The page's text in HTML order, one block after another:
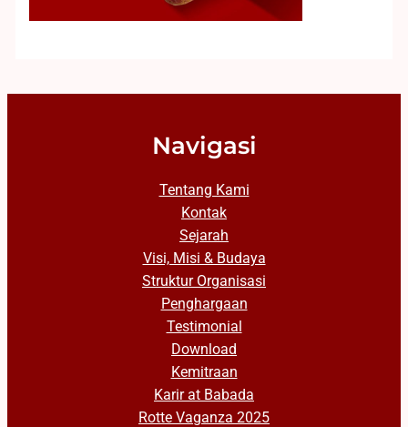
Navigasi
Tentang Kami
Kontak
Sejarah
Visi, Misi & Budaya
Struktur Organisasi
Penghargaan
Testimonial
Download
Kemitraan
Karir at Babada
Rotte Vaganza 2025